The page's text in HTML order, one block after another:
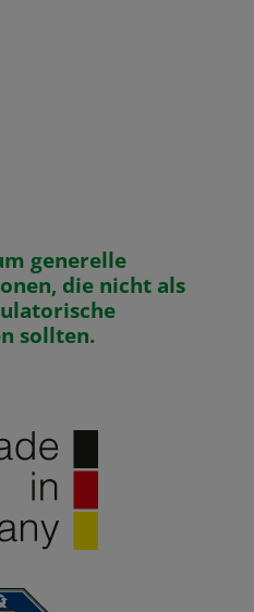
generelle
die nicht als
sollten.